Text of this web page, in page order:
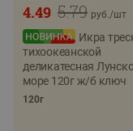
5.79
4.49 руб./шт
Икра
тихоокеанской
деликатесная
море 120г ж/б ключ
120г